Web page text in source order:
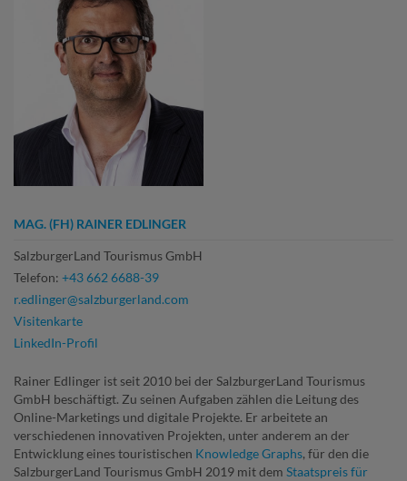
MAG. (FH) RAINER EDLINGER
SalzburgerLand Tourismus GmbH
Telefon: +43 662 6688-39
r.edlinger@salzburgerland.com
Visitenkarte
LinkedIn-Profil
Rainer Edlinger ist seit 2010 bei der SalzburgerLand Tourismus
GmbH beschäftigt. Zu seinen Aufgaben zählen die Leitung des
Online-Marketings und digitale Projekte. Er arbeitete an
verschiedenen innovativen Projekten, unter anderem an der
Entwicklung eines touristischen Knowledge Graphs, für den die
SalzburgerLand Tourismus GmbH 2019 mit dem Staatspreis für